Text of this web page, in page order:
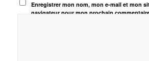
Enregistrer mon nom, mon e-mail et mon
navigateur pour mon prochain